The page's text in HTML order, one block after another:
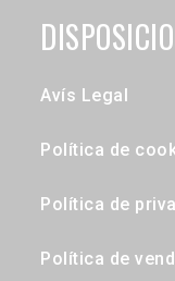
Avís Legal
Política de
Política de
Política de